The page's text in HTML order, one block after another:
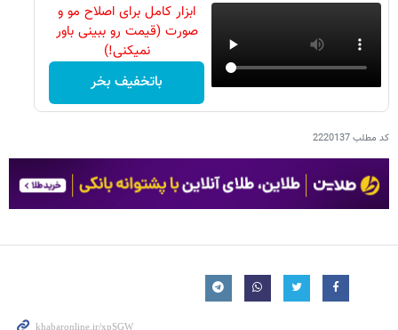
ابزار کامل برای اصلاح مو و
صورت (قیمت رو ببینی باور
نمیکنی!)
باتخفیف بخر
کد مطلب2220137